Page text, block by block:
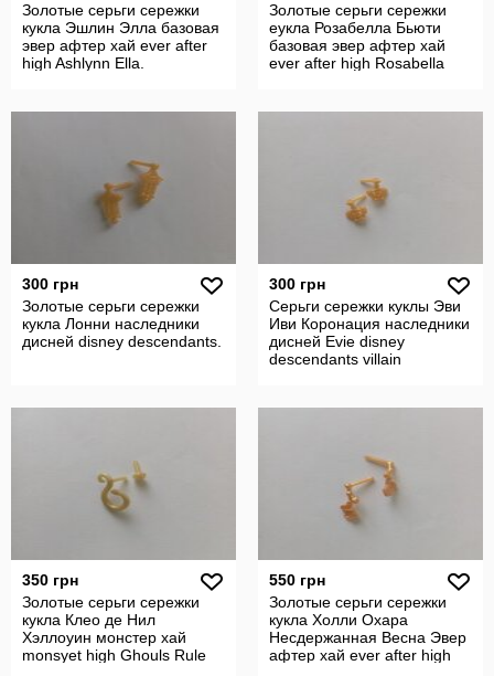
Золотые серьги сережки
кукла Эшлин Элла базовая
эвер афтер хай ever after
high Ashlynn Ella.
Золотые серьги сережки
еукла Розабелла Бьюти
базовая эвер афтер хай
ever after high Rosabella
300 грн
Золотые серьги сережки
кукла Лонни наследники
дисней disney descendants.
300 грн
Серьги сережки куклы Эви
Иви Коронация наследники
дисней Evie disney
descendants villain
350 грн
Золотые серьги сережки
кукла Клео де Нил
Хэллоуин монстер хай
monsyet high Ghouls Rule
550 грн
Золотые серьги сережки
кукла Холли Охара
Несдержанная Весна Эвер
афтер хай ever after high